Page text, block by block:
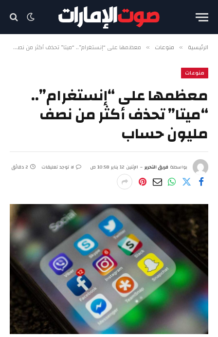
الرئيسية » منوعات » معظمها على “إنستغرام”.. “ميتا” تحذف أكثر من نصف مليون حساب
منوعات
معظمها على “إنستغرام”..
“ميتا” تحذف أكثر من نصف
مليون حساب
بواسطة فريق التحرير الإثنين 12 يناير 10:58 ص لا توجد تعليقات 2 دقائق